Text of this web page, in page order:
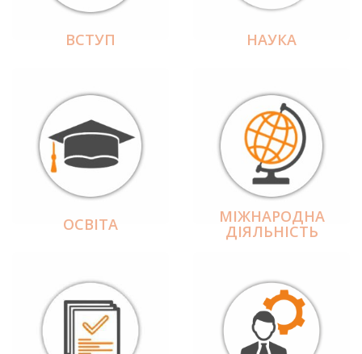
ВСТУП НАУКА
ОСВІТА МІЖНАРОДНА
ДІЯЛЬНІCТЬ